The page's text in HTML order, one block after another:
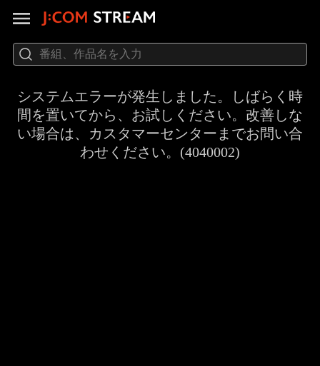
システムエラーが発生しました。しばらく時
間を置いてから、お試しください。改善しな
い場合は、カスタマーセンターまでお問い合
わせください。(4040002)